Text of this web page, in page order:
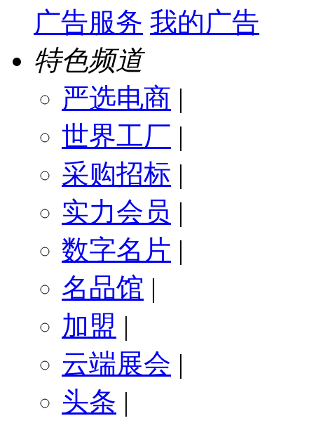
广告服务 我的广告
特色频道
严选电商 |
世界工厂 |
采购招标 |
实力会员 |
数字名片 |
名品馆 |
加盟 |
云端展会 |
头条 |